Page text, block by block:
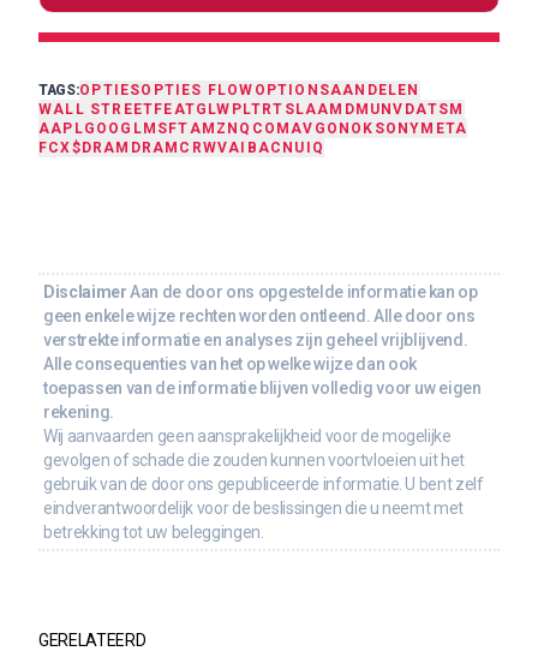
TAGS:OPTIESOPTIES FLOW OPTIONSAANDELEN
WALL STREETFEATGLW PLTRTSLAAMDMUNVDATSM
AAPLGOOGLMSFT AMZN QCOM AVGO NOK SONYMETA
FCX$DRAM DRAM CRWVAI BAC NU IQ
Disclaimer Aan de door ons opgestelde informatie kan op
geen enkele wijze rechten worden ontleend. Alle door ons
verstrekte informatie en analyses zijn geheel vrijblijvend.
Alle consequenties van het op welke wijze dan ook
toepassen van de informatie blijven volledig voor uw eigen
rekening.
Wij aanvaarden geen aansprakelijkheid voor de mogelijke
gevolgen of schade die zouden kunnen voortvloeien uit het
gebruik van de door ons gepubliceerde informatie. U bent zelf
eindverantwoordelijk voor de beslissingen die u neemt met
betrekking tot uw beleggingen.
GERELATEERD